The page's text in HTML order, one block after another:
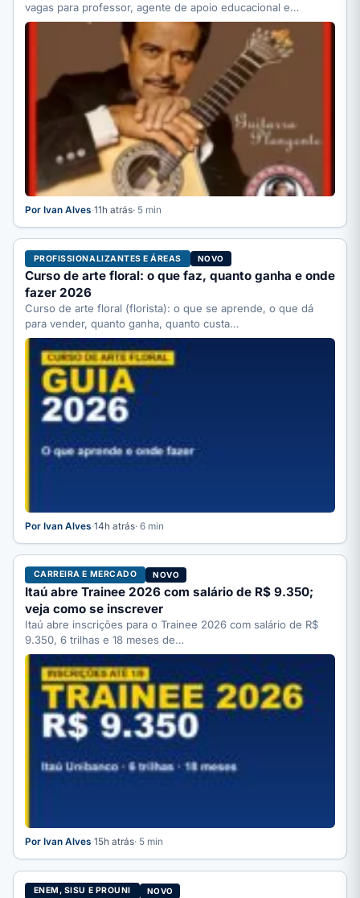
vagas para professor, agente de apoio educacional e
motorista;…
Por Ivan Alves·11h atrás· 5 min
PROFISSIONALIZANTES E ÁREAS NOVO
Curso de arte floral: o que faz, quanto ganha e onde
fazer 2026
Curso de arte floral (florista): o que se aprende, o que dá
para vender, quanto ganha, quanto custa…
Por Ivan Alves·14h atrás· 6 min
CARREIRA E MERCADO NOVO
Itaú abre Trainee 2026 com salário de R$ 9.350;
veja como se inscrever
Itaú abre inscrições para o Trainee 2026 com salário de R$
9.350, 6 trilhas e 18 meses de…
Por Ivan Alves·15h atrás· 5 min
ENEM, SISU E PROUNI NOVO